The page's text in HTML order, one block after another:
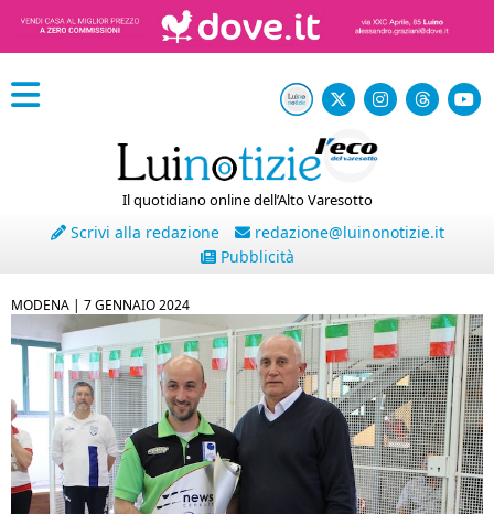
Il quotidiano online dell’Alto Varesotto
Scrivi alla redazione
redazione@luinonotizie.it
Pubblicità
MODENA | 7 GENNAIO 2024